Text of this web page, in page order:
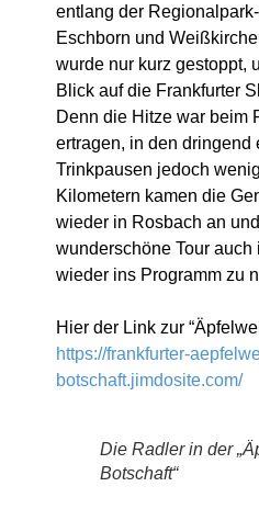
entlang der
Eschborn und
wurde nur kurz gestoppt,
Blick auf die Frankfurter
Denn die Hitze war beim
ertragen, in den dringend
Trinkpausen jedoch
Kilometern kamen die
wieder in Rosbach an
wunderschöne Tour
wieder ins Programm zu
Hier der Link zur
https://frankfurter-
botschaft.jimdosite.com/
Die Radler in der
Botschaft“